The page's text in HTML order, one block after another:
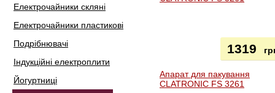
Електрочайники скляні
Електрочайники пластикові
Подрібнювачі
Індукційні електроплити
Йогуртниці
Апарат для пакування
CLATRONIC FS 3261
1319